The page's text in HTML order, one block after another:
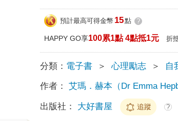
預計最高可得金幣 15點 ?
HAPPY GO享100累1點 4點抵1元 折
分類： 電子書 ＞ 心理勵志 ＞ 自
作者： 艾瑪．赫本（Dr Emma
出版社： 大好書屋 追蹤 ?